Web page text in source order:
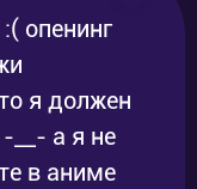
опенинг
я должен
__- а я не
в аниме